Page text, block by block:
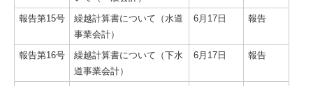
報告第15号
繰越計算書について（水道
事業会計）
6月17日 報告
報告第16号
繰越計算書について（下水
道事業会計）
6月17日 報告